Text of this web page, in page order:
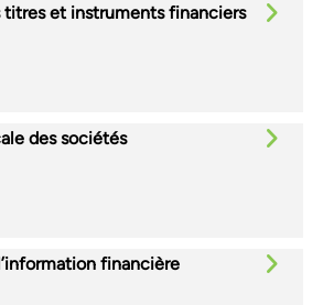
titres et instruments financiers
des sociétés
financière